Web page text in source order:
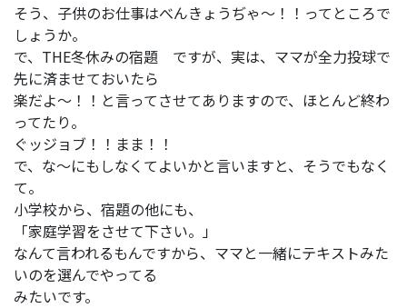
そう、子供のお仕事はべんきょうぢゃ～！！ってところで
しょうか。
で、THE冬休みの宿題 ですが、実は、ママが全力投球で
先に済ませておいたら
楽だよ～！！と言ってさせてありますので、ほとんど終わ
ってたり。
ぐッジョブ！！まま！！
で、な～にもしなくてよいかと言いますと、そうでもなく
て。
小学校から、宿題の他にも、
「家庭学習をさせて下さい。」
なんて言われるもんですから、ママと一緒にテキストみた
いのを選んでやってる
みたいです。